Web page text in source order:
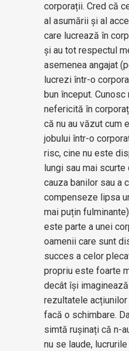
corporații. Cred că
al asumării și al
care lucrează în
și au tot respectul
asemenea angajat
lucrezi într-o
bun început.
nefericită în
că nu au văzut cum
jobului într-o
risc, cine nu este
lungi sau mai
cauza banilor sau a
compenseze lipsa
mai puțin
este parte a unei
oamenii care sunt
succes a celor
propriu este foarte
decât își
rezultatele
facă o schimbare.
simtă rușinați că n-
nu se laude,